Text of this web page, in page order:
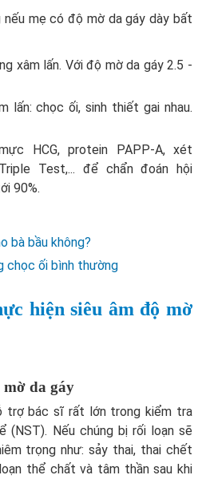
mẹ có độ mờ da gáy dày bất
xâm lấn. Với độ mờ da gáy 2.5 -
lấn: chọc ối, sinh thiết gai nhau.
HCG, protein PAPP-A, xét
Test,... để chẩn đoán hội
90%.
bà bầu không?
chọc ối bình thường
hiện siêu âm độ mờ
mờ da gáy
trợ bác sĩ rất lớn trong kiểm tra
(NST). Nếu chúng bị rối loạn sẽ
trọng như: sảy thai, thai chết
thể chất và tâm thần sau khi